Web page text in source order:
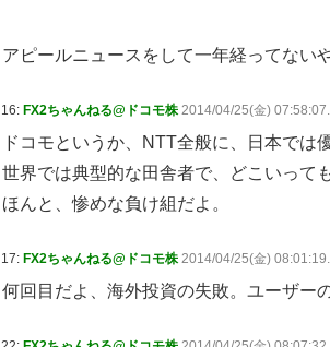
アピールニュースをして一年経ってない
16: FX2ちゃんねる@ドコモ株 2014/04/25(金)
ドコモというか、NTT全般に、日本では
世界では典型的な田舎者で、どこいって
ほんと、惨めな負け組だよ。
17: FX2ちゃんねる@ドコモ株 2014/04/25(金)
何回目だよ、海外投資の失敗。ユーザー